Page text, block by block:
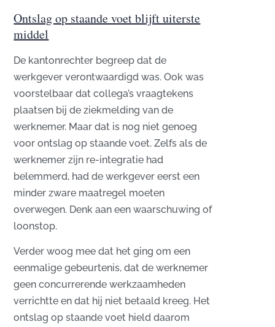
Ontslag op staande voet blijft uiterste
middel
De kantonrechter begreep dat de
werkgever verontwaardigd was. Ook was
voorstelbaar dat collega’s vraagtekens
plaatsen bij de ziekmelding van de
werknemer. Maar dat is nog niet genoeg
voor ontslag op staande voet. Zelfs als de
werknemer zijn re-integratie had
belemmerd, had de werkgever eerst een
minder zware maatregel moeten
overwegen. Denk aan een waarschuwing of
loonstop.
Verder woog mee dat het ging om een
eenmalige gebeurtenis, dat de werknemer
geen concurrerende werkzaamheden
verrichtte en dat hij niet betaald kreeg. Het
ontslag op staande voet hield daarom